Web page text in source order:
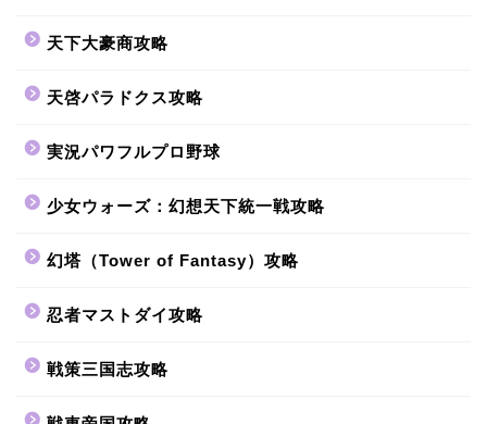
天下大豪商攻略
天啓パラドクス攻略
実況パワフルプロ野球
少女ウォーズ：幻想天下統一戦攻略
幻塔（Tower of Fantasy）攻略
忍者マストダイ攻略
戦策三国志攻略